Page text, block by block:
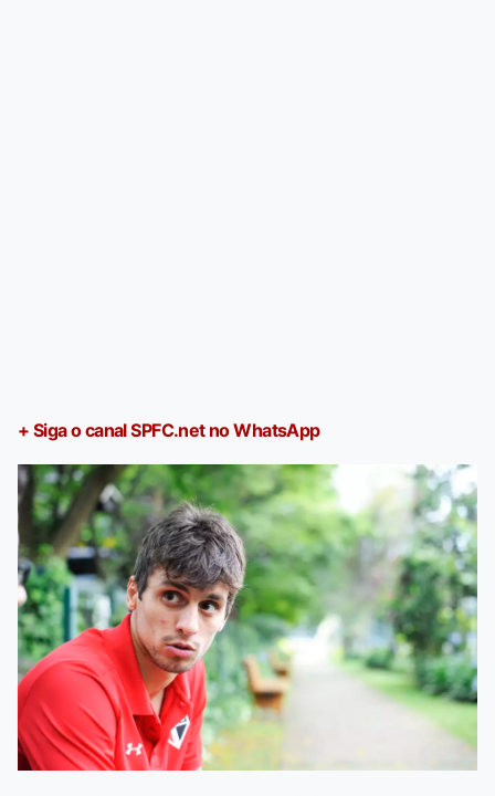
+ Siga o canal SPFC.net no WhatsApp